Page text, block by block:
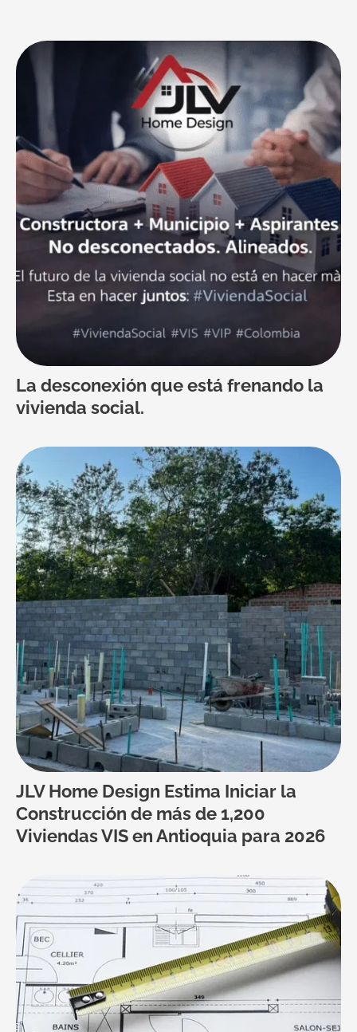
La desconexión que está frenando la
vivienda social.
JLV Home Design Estima Iniciar la
Construcción de más de 1,200
Viviendas VIS en Antioquia para 2026